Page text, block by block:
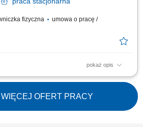
fizyczna
umowa o pracę /
pokaż opis
w dziale warzyw i owoców. Obsługa kasy
klientów zgodnie ze standardami firmy.
Kontrola terminów przydatności do
OFERT PRACY